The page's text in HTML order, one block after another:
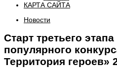
КАРТА САЙТА
Новости
Старт третьего
популярного
Территория героев»